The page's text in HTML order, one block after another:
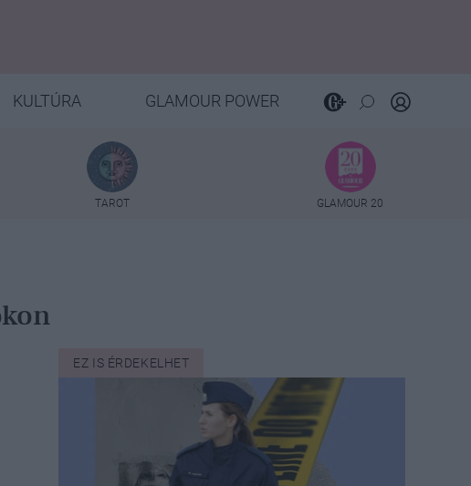
KULTÚRA GLAMOUR POWER
TAROT GLAMOUR 20
EZ IS ÉRDEKELHET